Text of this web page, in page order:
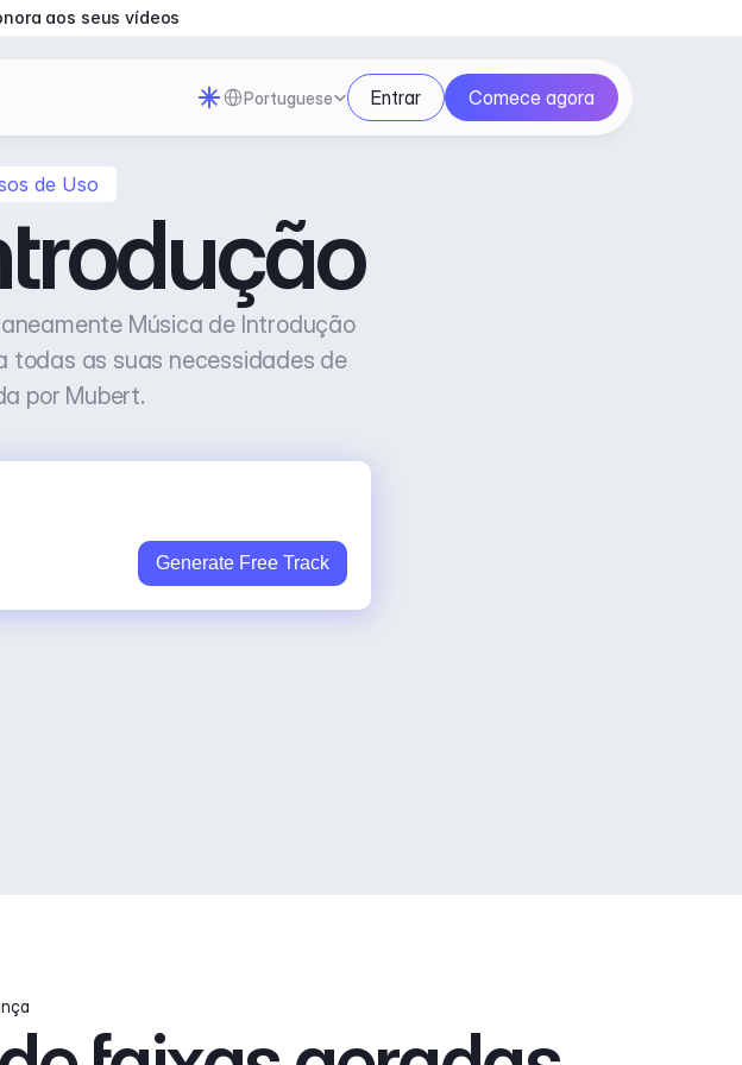
de Uso
Música de Introdução
todas as suas necessidades de
por Mubert.
Generate Free Track
aos seus vídeos
Select Language
Portuguese Entrar Comece agora